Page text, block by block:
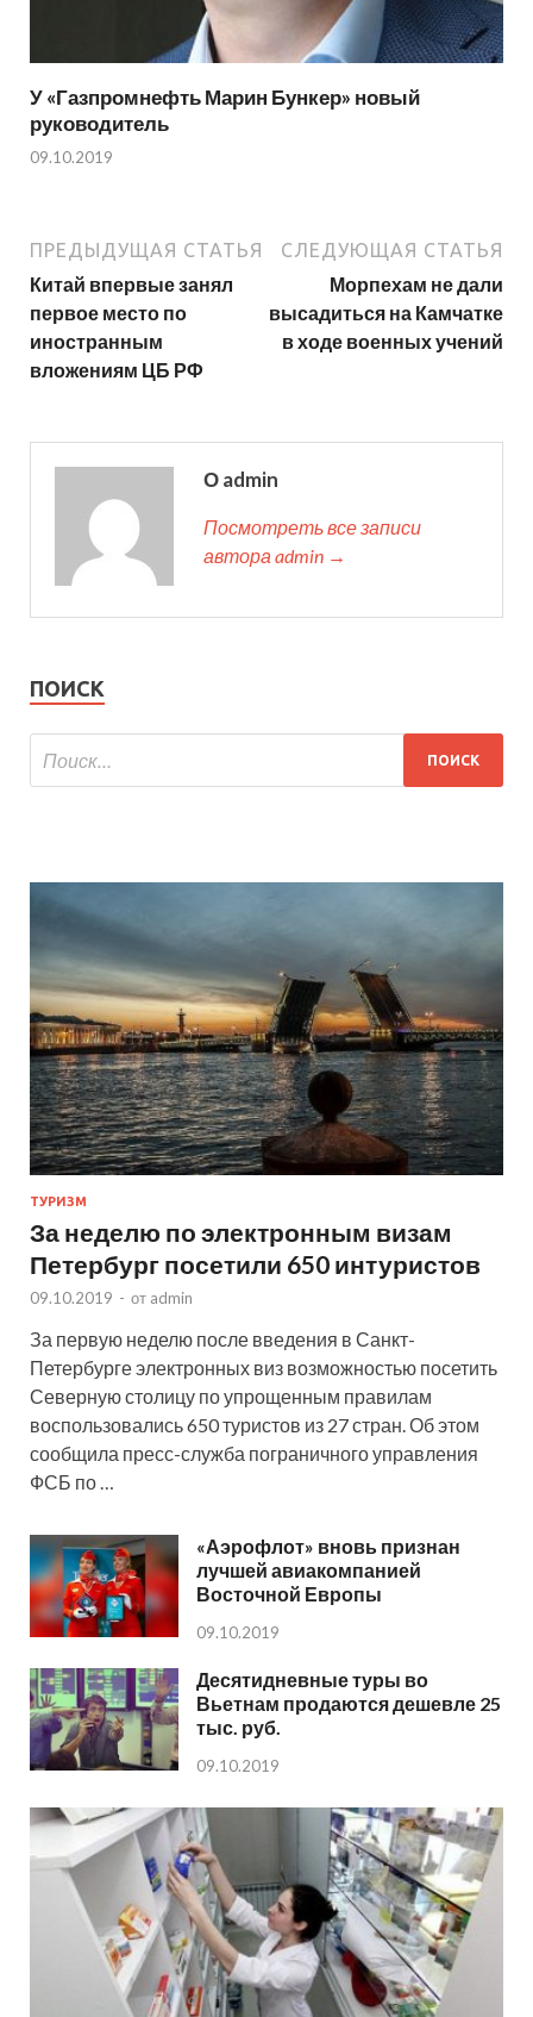
У «Газпромнефть Марин Бункер» новый
руководитель
09.10.2019
ПРЕДЫДУЩАЯ СТАТЬЯ
Китай впервые занял
первое место по
иностранным
вложениям ЦБ РФ
СЛЕДУЮЩАЯ СТАТЬЯ
Морпехам не дали
высадиться на Камчатке
в ходе военных учений
О admin
Посмотреть все записи
автора admin →
ПОИСК
ТУРИЗМ
За неделю по электронным визам
Петербург посетили 650 интуристов
09.10.2019 - от admin
За первую неделю после введения в Санкт-
Петербурге электронных виз возможностью посетить
Северную столицу по упрощенным правилам
воспользовались 650 туристов из 27 стран. Об этом
сообщила пресс-служба пограничного управления
ФСБ по …
«Аэрофлот» вновь признан
лучшей авиакомпанией
Восточной Европы
09.10.2019
Десятидневные туры во
Вьетнам продаются дешевле 25
тыс. руб.
09.10.2019